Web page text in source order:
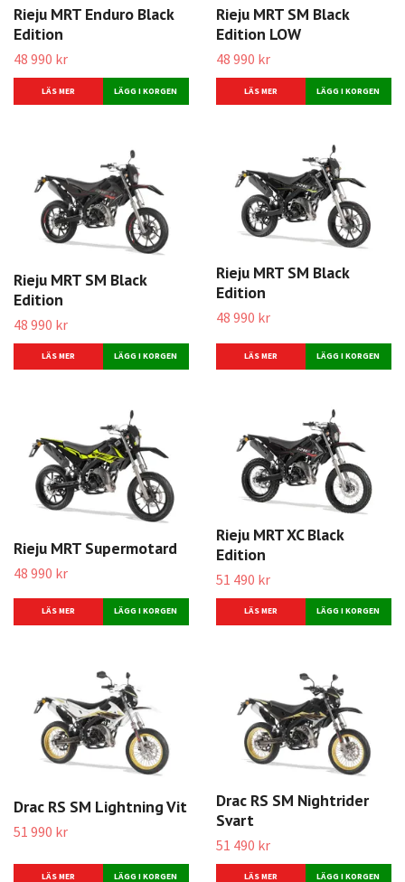
Rieju MRT Enduro Black
Edition
48 990 kr
LÄS MER
Rieju MRT SM Black
Edition LOW
48 990 kr
LÄS MER
Rieju MRT SM Black
Edition
48 990 kr
LÄS MER
Rieju MRT SM Black
Edition
48 990 kr
LÄS MER
Rieju MRT Supermotard
48 990 kr
LÄS MER
Rieju MRT XC Black
Edition
51 490 kr
LÄS MER
Drac RS SM Lightning Vit
51 990 kr
LÄS MER
Drac RS SM Nightrider
Svart
51 490 kr
LÄS MER